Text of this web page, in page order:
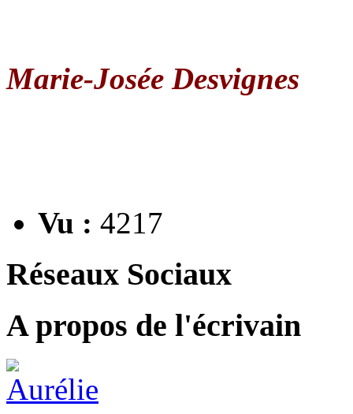
Marie-Josée Desvignes
Vu : 4217
Réseaux Sociaux
A propos de l'écrivain